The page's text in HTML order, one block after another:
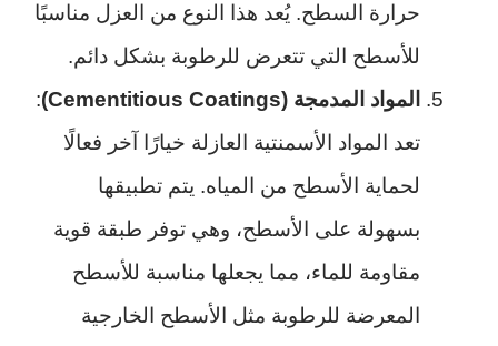
حرارة السطح. يُعد هذا النوع من العزل مناسبًا
للأسطح التي تتعرض للرطوبة بشكل دائم.
المواد المدمجة (Cementitious Coatings)
:
تعد المواد الأسمنتية العازلة خيارًا آخر فعالًا
لحماية الأسطح من المياه. يتم تطبيقها
بسهولة على الأسطح، وهي توفر طبقة قوية
مقاومة للماء، مما يجعلها مناسبة للأسطح
المعرضة للرطوبة مثل الأسطح الخارجية